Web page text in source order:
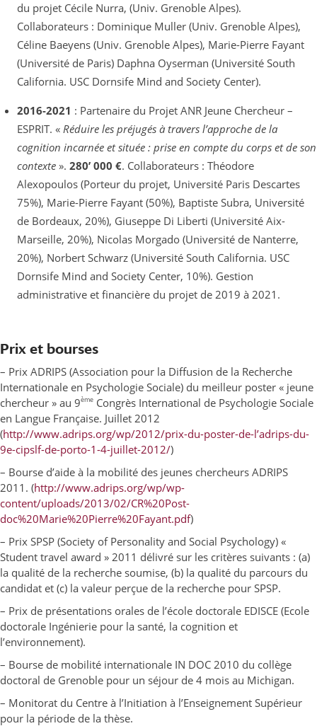
du projet Cécile Nurra, (Univ. Grenoble Alpes).
Collaborateurs : Dominique Muller (Univ. Grenoble Alpes),
Céline Baeyens (Univ. Grenoble Alpes), Marie-Pierre Fayant
(Université de Paris) Daphna Oyserman (Université South
California. USC Dornsife Mind and Society Center).
2016-2021 : Partenaire du Projet ANR Jeune Chercheur –
ESPRIT. « Réduire les préjugés à travers l’approche de la
cognition incarnée et située : prise en compte du corps et de son
contexte». 280’ 000 €. Collaborateurs : Théodore
Alexopoulos (Porteur du projet, Université Paris Descartes
75%), Marie-Pierre Fayant (50%), Baptiste Subra, Université
de Bordeaux, 20%), Giuseppe Di Liberti (Université Aix-
Marseille, 20%), Nicolas Morgado (Université de Nanterre,
20%), Norbert Schwarz (Université South California. USC
Dornsife Mind and Society Center, 10%). Gestion
administrative et financière du projet de 2019 à 2021.
Prix et bourses
– Prix ADRIPS (Association pour la Diffusion de la Recherche
Internationale en Psychologie Sociale) du meilleur poster « jeune
chercheur » au 9ème Congrès International de Psychologie Sociale
en Langue Française. Juillet 2012
(http://www.adrips.org/wp/2012/prix-du-poster-de-l’adrips-du-
9e-cipslf-de-porto-1-4-juillet-2012/)
– Bourse d’aide à la mobilité des jeunes chercheurs ADRIPS
2011. (http://www.adrips.org/wp/wp-
content/uploads/2013/02/CR%20Post-
doc%20Marie%20Pierre%20Fayant.pdf)
– Prix SPSP (Society of Personality and Social Psychology) «
Student travel award » 2011 délivré sur les critères suivants : (a)
la qualité de la recherche soumise, (b) la qualité du parcours du
candidat et (c) la valeur perçue de la recherche pour SPSP.
– Prix de présentations orales de l’école doctorale EDISCE (Ecole
doctorale Ingénierie pour la santé, la cognition et
l’environnement).
– Bourse de mobilité internationale IN DOC 2010 du collège
doctoral de Grenoble pour un séjour de 4 mois au Michigan.
– Monitorat du Centre à l’Initiation à l’Enseignement Supérieur
pour la période de la thèse.